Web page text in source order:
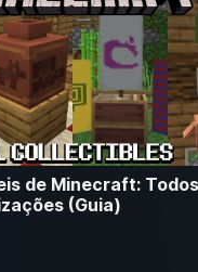
de Minecraft:
(Guia)